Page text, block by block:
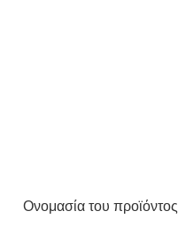
Ονομασία του προϊόντος